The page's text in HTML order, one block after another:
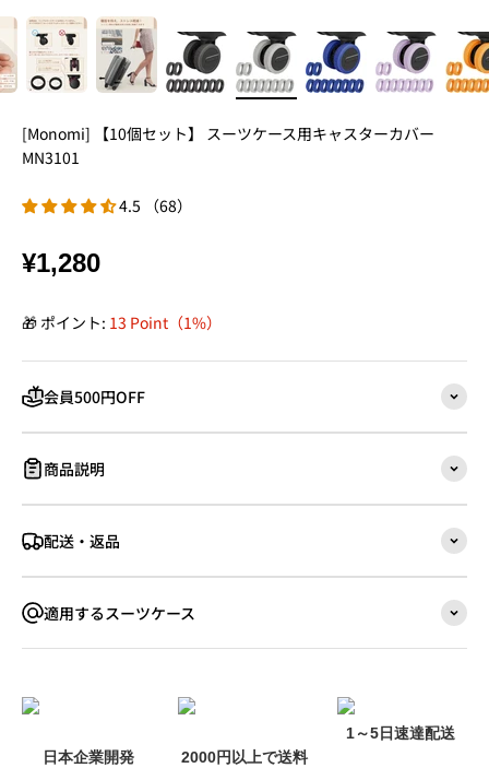
[Monomi] 【10個セット】 スーツケース用キャスターカバー
MN3101
4.5 （68）
¥1,280
🎁 ポイント: 13 Point（1%）
会員500円OFF
商品説明
配送・返品
適用するスーツケース
日本企業開発
2000円以上で送料
1～5日速達配送